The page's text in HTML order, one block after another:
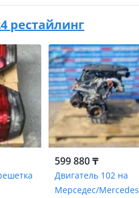
рестайлинг
599 880 ₸
Двигатель 102 на
Мерседес/Mercedes